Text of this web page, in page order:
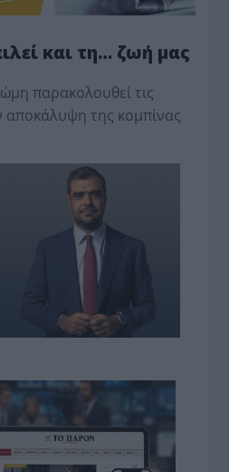
και τη… ζωή μας
παρακολουθεί τις
αποκάλυψη της κο­μπίνας